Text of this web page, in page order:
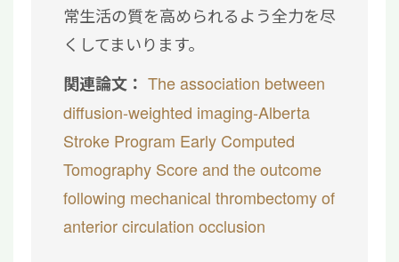
常生活の質を高められるよう全力を尽
くしてまいります。
関連論文： The association between
diffusion-weighted imaging-Alberta
Stroke Program Early Computed
Tomography Score and the outcome
following mechanical thrombectomy of
anterior circulation occlusion